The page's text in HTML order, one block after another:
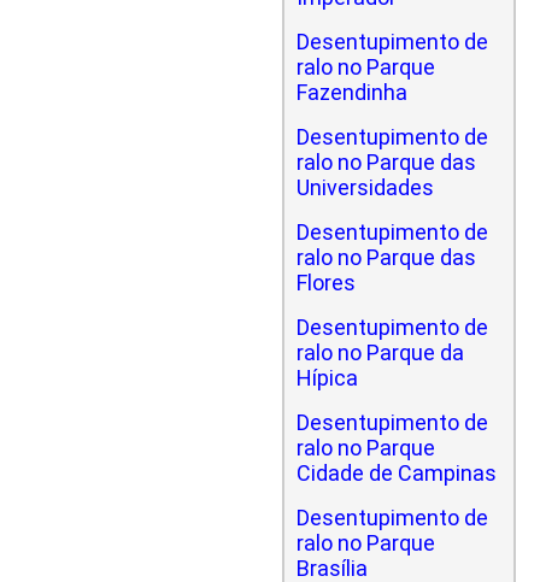
Desentupimento de
ralo no Parque
Fazendinha
Desentupimento de
ralo no Parque das
Universidades
Desentupimento de
ralo no Parque das
Flores
Desentupimento de
ralo no Parque da
Hípica
Desentupimento de
ralo no Parque
Cidade de Campinas
Desentupimento de
ralo no Parque
Brasília